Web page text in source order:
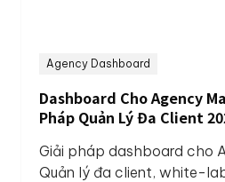
Agency Dashboard
Dashboard Cho Agency
Pháp Quản Lý Đa Client
Giải pháp dashboard cho
Quản lý đa client, white-